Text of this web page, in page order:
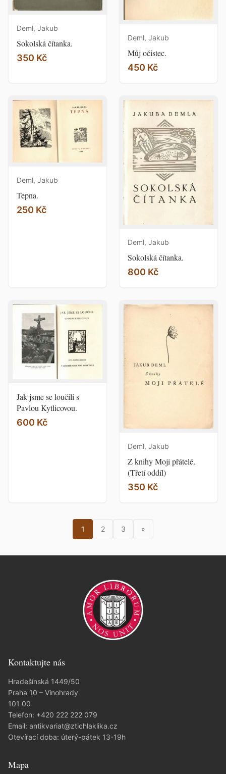
Deml, Jakub
Sokolská čítanka.
350 Kč
Deml, Jakub
Můj očistec.
450 Kč
Deml, Jakub
Tepna.
250 Kč
Deml, Jakub
Sokolská čítanka.
800 Kč
Jak jsme se loučili s
Pavlou Kytlicovou.
600 Kč
Deml, Jakub
Z knihy Moji přátelé.
(Třetí oddíl)
350 Kč
1 2 3 »
Kontaktujte nás
Hradešínská 1449/50
Praha 10 – Vinohrady
101 00
Telefon: +420 222 222 079
Email: antikvariat@ztichlaklika.cz
Otevírací doba: úterý-pátek 13-19h
Mapa